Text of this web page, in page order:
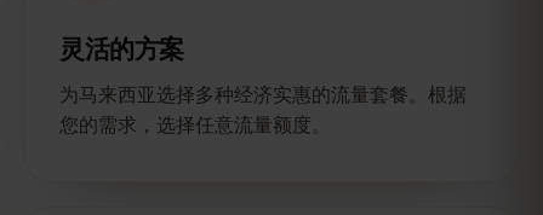
灵活的方案
为马来西亚选择多种经济实惠的流量套餐。根据
您的需求，选择任意流量额度。